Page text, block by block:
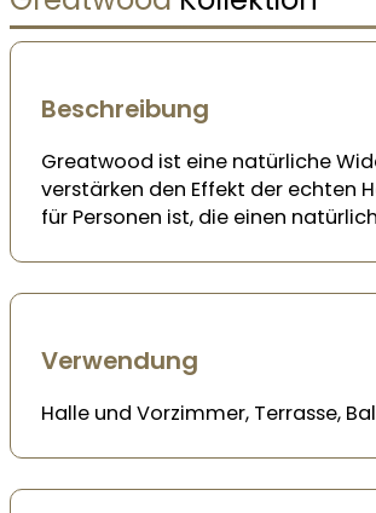
Beschreibung
Greatwood ist eine natürliche
verstärken den Effekt der echten
für Personen ist, die einen
Verwendung
Halle und Vorzimmer, Terrasse,